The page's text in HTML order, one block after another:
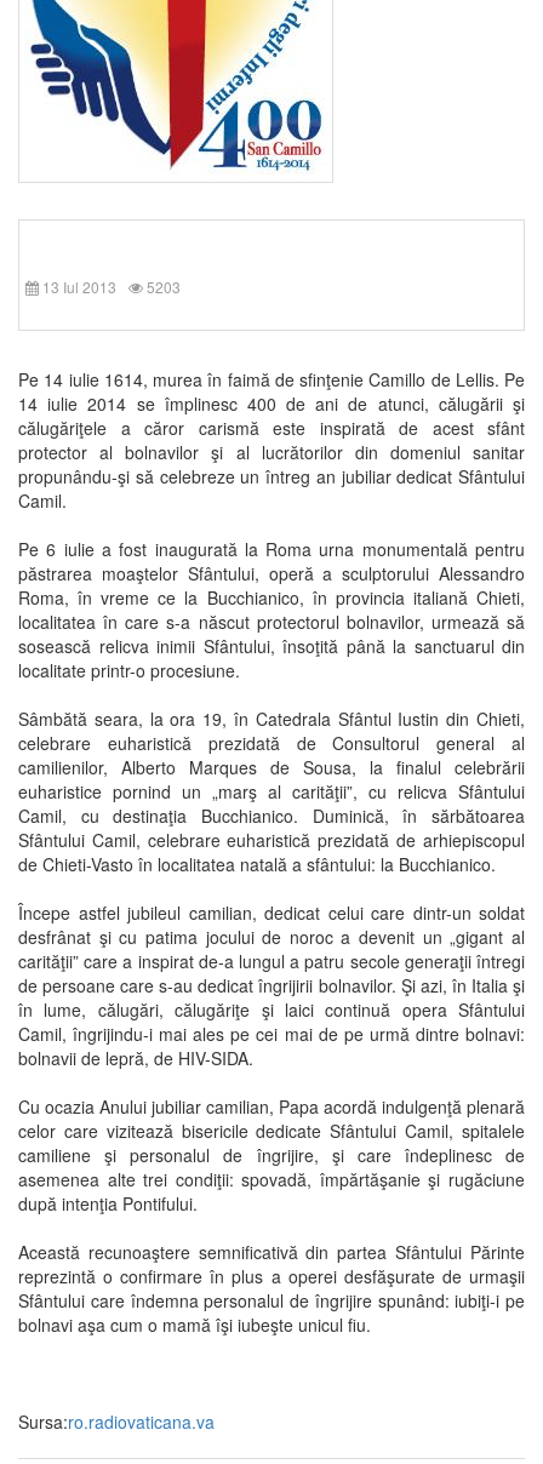
13 Iul 2013 5203
Pe 14 iulie 1614, murea în faimă de sfinţenie Camillo de Lellis. Pe
14 iulie 2014 se împlinesc 400 de ani de atunci, călugării şi
călugăriţele a căror carismă este inspirată de acest sfânt
protector al bolnavilor şi al lucrătorilor din domeniul sanitar
propunându-şi să celebreze un întreg an jubiliar dedicat Sfântului
Camil.
Pe 6 iulie a fost inaugurată la Roma urna monumentală pentru
păstrarea moaştelor Sfântului, operă a sculptorului Alessandro
Roma, în vreme ce la Bucchianico, în provincia italiană Chieti,
localitatea în care s-a născut protectorul bolnavilor, urmează să
sosească relicva inimii Sfântului, însoţită până la sanctuarul din
localitate printr-o procesiune.
Sâmbătă seara, la ora 19, în Catedrala Sfântul Iustin din Chieti,
celebrare euharistică prezidată de Consultorul general al
camilienilor, Alberto Marques de Sousa, la finalul celebrării
euharistice pornind un „marş al carităţii”, cu relicva Sfântului
Camil, cu destinaţia Bucchianico. Duminică, în sărbătoarea
Sfântului Camil, celebrare euharistică prezidată de arhiepiscopul
de Chieti-Vasto în localitatea natală a sfântului: la Bucchianico.
Începe astfel jubileul camilian, dedicat celui care dintr-un soldat
desfrânat şi cu patima jocului de noroc a devenit un „gigant al
carităţii” care a inspirat de-a lungul a patru secole generaţii întregi
de persoane care s-au dedicat îngrijirii bolnavilor. Şi azi, în Italia şi
în lume, călugări, călugăriţe şi laici continuă opera Sfântului
Camil, îngrijindu-i mai ales pe cei mai de pe urmă dintre bolnavi:
bolnavii de lepră, de HIV-SIDA.
Cu ocazia Anului jubiliar camilian, Papa acordă indulgenţă plenară
celor care vizitează bisericile dedicate Sfântului Camil, spitalele
camiliene şi personalul de îngrijire, şi care îndeplinesc de
asemenea alte trei condiţii: spovadă, împărtăşanie şi rugăciune
după intenţia Pontifului.
Această recunoaştere semnificativă din partea Sfântului Părinte
reprezintă o confirmare în plus a operei desfăşurate de urmaşii
Sfântului care îndemna personalul de îngrijire spunând: iubiţi-i pe
bolnavi aşa cum o mamă îşi iubeşte unicul fiu.
Sursa:ro.radiovaticana.va